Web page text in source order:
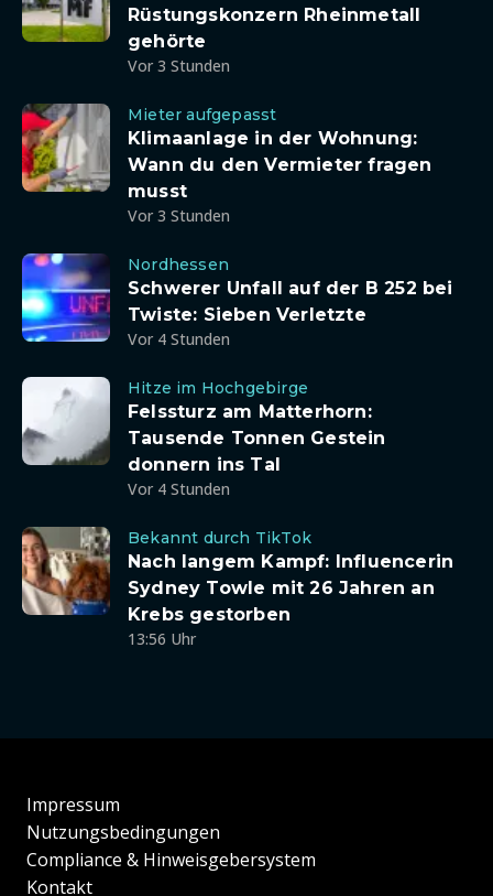
Rüstungskonzern Rheinmetall
gehörte
Vor 3 Stunden
Mieter aufgepasst
Klimaanlage in der Wohnung:
Wann du den Vermieter fragen
musst
Vor 3 Stunden
Nordhessen
Schwerer Unfall auf der B 252 bei
Twiste: Sieben Verletzte
Vor 4 Stunden
Hitze im Hochgebirge
Felssturz am Matterhorn:
Tausende Tonnen Gestein
donnern ins Tal
Vor 4 Stunden
Bekannt durch TikTok
Nach langem Kampf: Influencerin
Sydney Towle mit 26 Jahren an
Krebs gestorben
13:56 Uhr
Impressum
Nutzungsbedingungen
Compliance & Hinweisgebersystem
Kontakt